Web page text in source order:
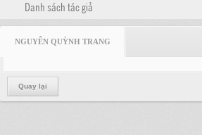
Danh sách tác giả
NGUYỄN QUỲNH TRANG
Quay lại